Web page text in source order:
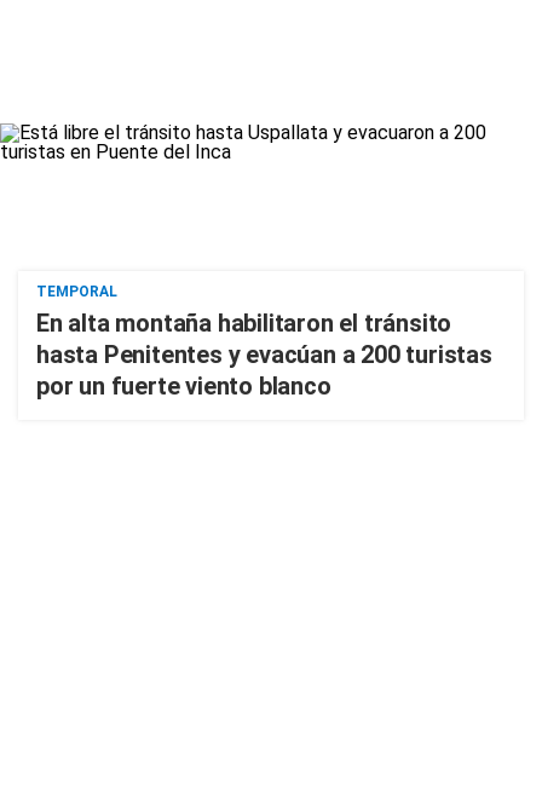
TEMPORAL
En alta montaña habilitaron el tránsito
hasta Penitentes y evacúan a 200 turistas
por un fuerte viento blanco